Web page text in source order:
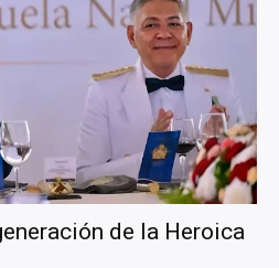
de la Heroica